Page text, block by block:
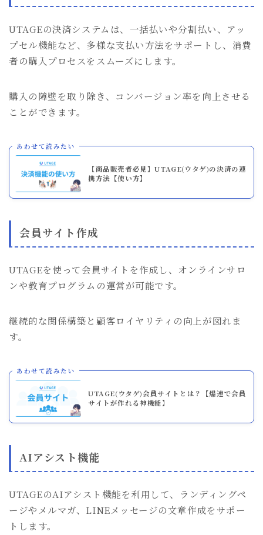
UTAGEの決済システムは、一括払いや分割払い、アッ
プセル機能など、多様な支払い方法をサポートし、消費
者の購入プロセスをスムーズにします。
購入の障壁を取り除き、コンバージョン率を向上させる
ことができます。
あわせて読みたい
【商品販売者必見】UTAGE(ウタゲ)の決済の連
携方法【使い方】
会員サイト作成
UTAGEを使って会員サイトを作成し、オンラインサロ
ンや教育プログラムの運営が可能です。
継続的な関係構築と顧客ロイヤリティの向上が図れま
す。
あわせて読みたい
UTAGE(ウタゲ)会員サイトとは？【爆速で会員
サイトが作れる神機能】
AIアシスト機能
UTAGEのAIアシスト機能を利用して、ランディングペ
ージやメルマガ、LINEメッセージの文章作成をサポー
トします。